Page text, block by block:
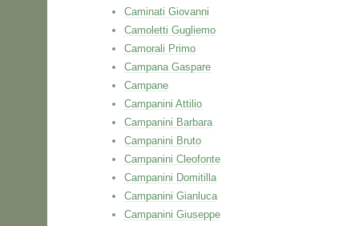
Caminati Giovanni
Camoletti Gugliemo
Camorali Primo
Campana Gaspare
Campane
Campanini Attilio
Campanini Barbara
Campanini Bruto
Campanini Cleofonte
Campanini Domitilla
Campanini Gianluca
Campanini Giuseppe